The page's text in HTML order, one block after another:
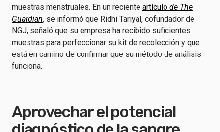
muestras menstruales. En un reciente artículo de The
Guardian, se informó que Ridhi Tariyal, cofundador de
NGJ, señaló que su empresa ha recibido suficientes
muestras para perfeccionar su kit de recolección y que
está en camino de confirmar que su método de análisis
funciona.
Aprovechar el potencial